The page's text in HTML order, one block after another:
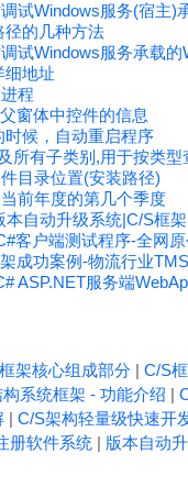
试Windows服务(宿主)
径的几种方法
试Windows服务承载
细地址
程
窗体中控件的信息
候，自动重启程序
所有子类别,用于按类型
目录位置(安装路径)
前年度的第几个季度
自动升级系统|C/S框
客户端测试程序-全网
成功案例-物流行业
ASP.NET服务端
架核心组成部分 | C/S
系统框架 - 功能介绍 |
| C/S架构轻量级快速开
册软件系统 | 版本自动